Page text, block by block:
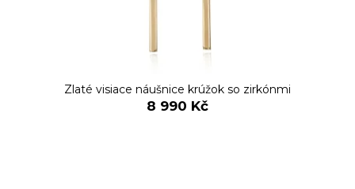
Zlaté visiace náušnice krúžok so zirkónmi
8 990 Kč